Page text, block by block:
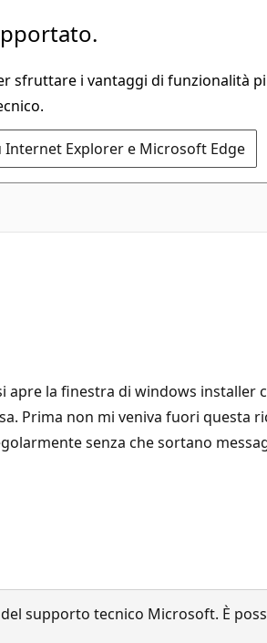
sfruttare i vantaggi di funzionalità
Internet Explorer e Microsoft Edge
la finestra di windows installer
Prima non mi veniva fuori questa
senza che sortano
supporto tecnico Microsoft. È